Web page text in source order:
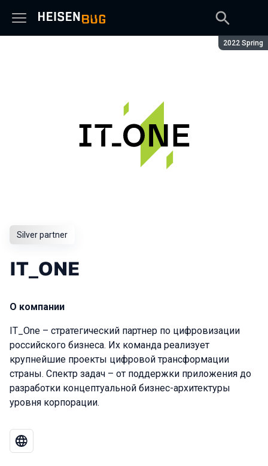
Season:
2022 Spring
Silver partner
IT_ONE
О компании
IT_One – стратегический партнер по цифровизации
российского бизнеса. Их команда реализует
крупнейшие проекты цифровой трансформации
страны. Спектр задач – от поддержки приложения до
разработки концептуальной бизнес-архитектуры
уровня корпорации.